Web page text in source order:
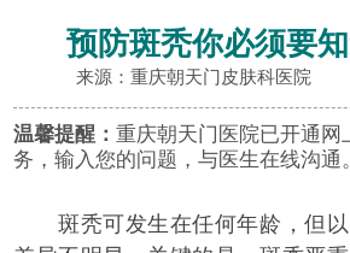
预防斑秃你必须要
来源：重庆朝天门皮肤科医院
温馨提醒：重庆朝天门医院已开通网
务，输入您的问题，与医生在线沟通。
斑秃可发生在任何年龄，但以